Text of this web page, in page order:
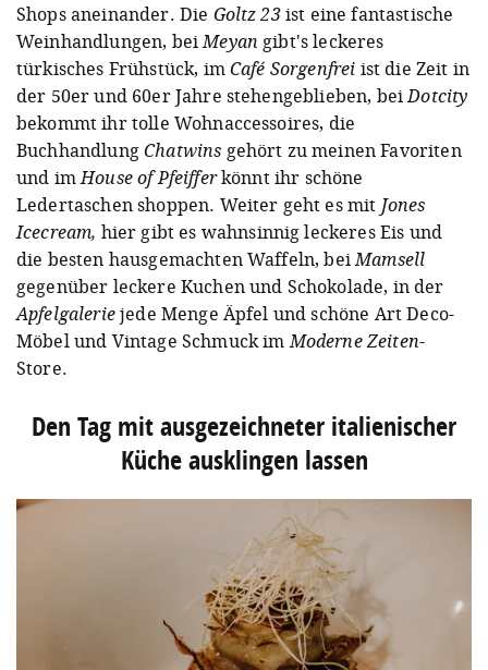
Shops aneinander. Die Goltz 23ist eine fantastische
Weinhandlungen, beiMeyan gibt's leckeres
türkisches Frühstück, imCafé Sorgenfrei ist die Zeit in
der 50er und 60er Jahre stehengeblieben, beiDotcity
bekommt ihr tolle Wohnaccessoires, die
BuchhandlungChatwins gehört zu meinen Favoriten
und imHouse of Pfeifferkönnt ihr schöne
Ledertaschen shoppen. Weiter geht es mit Jones
Icecream, hier gibt es wahnsinnig leckeres Eis und
die besten hausgemachten Waffeln, beiMamsell
gegenüber leckere Kuchen und Schokolade, in der
Apfelgaleriejede Menge Äpfel und schöne Art Deco-
Möbel und Vintage Schmuck imModerne Zeiten-
Store.
Den Tag mit ausgezeichneter italienischer
Küche ausklingen lassen